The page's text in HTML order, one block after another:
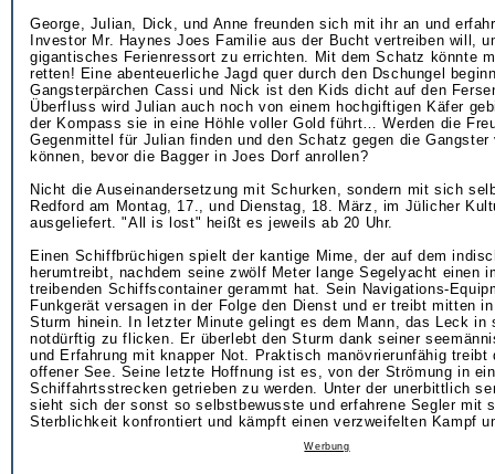
George, Julian, Dick, und Anne freunden sich mit ihr an und
Investor Mr. Haynes Joes Familie aus der Bucht vertreiben will,
gigantisches Ferienressort zu errichten. Mit dem Schatz könnte
retten! Eine abenteuerliche Jagd quer durch den Dschungel
Gangsterpärchen Cassi und Nick ist den Kids dicht auf den
Überfluss wird Julian auch noch von einem hochgiftigen Käfer
der Kompass sie in eine Höhle voller Gold führt… Werden die
Gegenmittel für Julian finden und den Schatz gegen die Gangster
können, bevor die Bagger in Joes Dorf anrollen?
Nicht die Auseinandersetzung mit Schurken, sondern mit sich
Redford am Montag, 17., und Dienstag, 18. März, im Jülicher
ausgeliefert. "All is lost" heißt es jeweils ab 20 Uhr.
Einen Schiffbrüchigen spielt der kantige Mime, der auf dem
herumtreibt, nachdem seine zwölf Meter lange Segelyacht einen
treibenden Schiffscontainer gerammt hat. Sein Navigations-
Funkgerät versagen in der Folge den Dienst und er treibt mitten
Sturm hinein. In letzter Minute gelingt es dem Mann, das Leck in
notdürftig zu flicken. Er überlebt den Sturm dank seiner
und Erfahrung mit knapper Not. Praktisch manövrierunfähig treibt
offener See. Seine letzte Hoffnung ist es, von der Strömung in
Schiffahrtsstrecken getrieben zu werden. Unter der unerbittlich
sieht sich der sonst so selbstbewusste und erfahrene Segler mit
Sterblichkeit konfrontiert und kämpft einen verzweifelten Kampf
Werbung